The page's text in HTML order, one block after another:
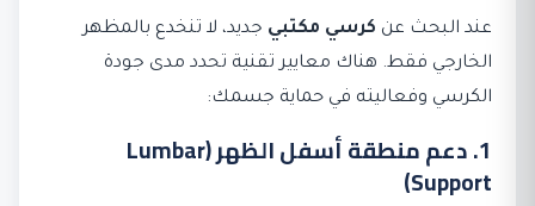
عند البحث عن كرسي مكتبي جديد، لا تنخدع بالمظهر
الخارجي فقط. هناك معايير تقنية تحدد مدى جودة
الكرسي وفعاليته في حماية جسمك:
1. دعم منطقة أسفل الظهر (Lumbar
Support)